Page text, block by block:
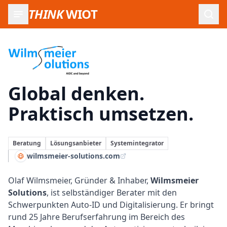
THINKWIOT
Wilmsmeier Solutions:
Global denken.
Praktisch umsetzen.
Beratung Lösungsanbieter Systemintegrator
wilmsmeier-solutions.com
Olaf Wilmsmeier, Gründer & Inhaber, Wilmsmeier
Solutions, ist selbständiger Berater mit den
Schwerpunkten Auto-ID und Digitalisierung. Er bringt
rund 25 Jahre Berufserfahrung im Bereich des